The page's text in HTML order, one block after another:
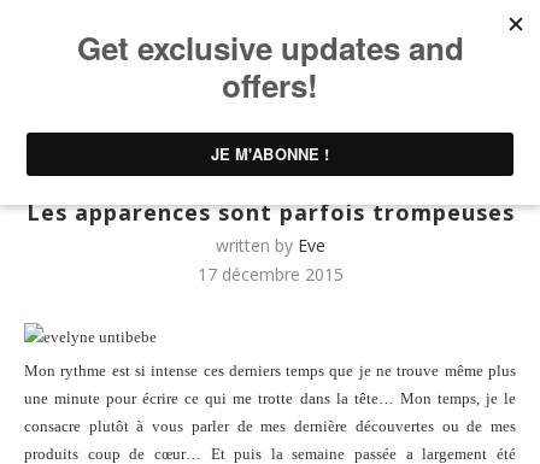
UNTIBEBE FAMILY | Famille & Lifestyle
Femme Humeurs UNTIBEBE FAMILY | Famille & Lifestyle
Les apparences sont parfois trompeuses
written by Eve
17 décembre 2015
Mon rythme est si intense ces derniers temps que je ne trouve même plus
une minute pour écrire ce qui me trotte dans la tête… Mon temps, je le
consacre plutôt à vous parler de mes dernière découvertes ou de mes
produits coup de cœur… Et puis la semaine passée a largement été